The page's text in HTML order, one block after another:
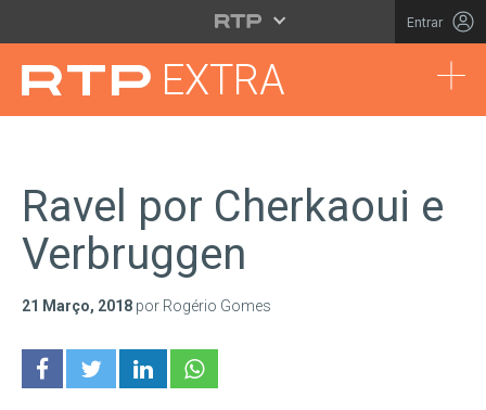
Saltar para o conteúdo principal
Entrar
EXTRA
Ravel por Cherkaoui e
Verbruggen
21 Março, 2018 por Rogério Gomes